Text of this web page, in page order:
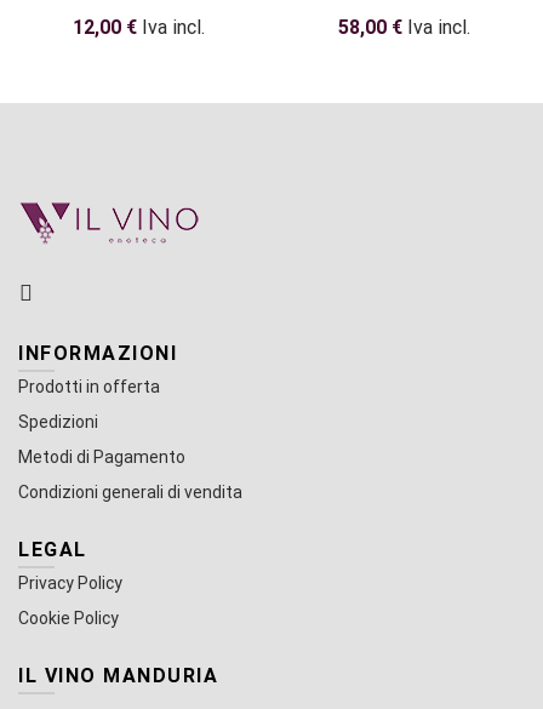
12,00 € Iva incl. 58,00 € Iva incl.
INFORMAZIONI
Prodotti in offerta
Spedizioni
Metodi di Pagamento
Condizioni generali di vendita
LEGAL
Privacy Policy
Cookie Policy
IL VINO MANDURIA